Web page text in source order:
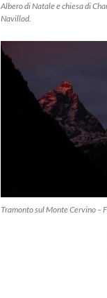
Albero di Natale e chiesa di
Navillod.
Tramonto sul Monte Cervino –